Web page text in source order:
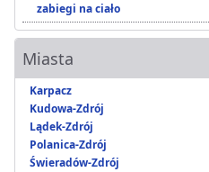
zabiegi na ciało
Miasta
Karpacz
Kudowa-Zdrój
Lądek-Zdrój
Polanica-Zdrój
Świeradów-Zdrój